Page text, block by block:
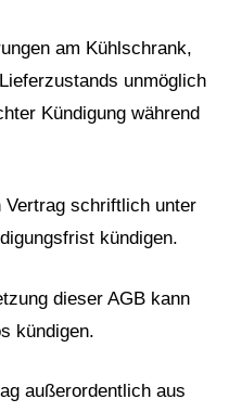
am Kühlschrank,
unmöglich
Kündigung während
Vertrag schriftlich unter
kündigen.
dieser AGB kann
kündigen.
außerordentlich aus